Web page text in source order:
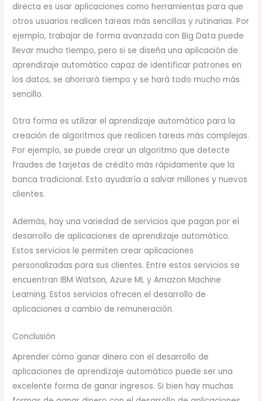
directa es usar aplicaciones como herramientas para que
otros usuarios realicen tareas más sencillas y rutinarias. Por
ejemplo, trabajar de forma avanzada con Big Data puede
llevar mucho tiempo, pero si se diseña una aplicación de
aprendizaje automático capaz de identificar patrones en
los datos, se ahorrará tiempo y se hará todo mucho más
sencillo.
Otra forma es utilizar el aprendizaje automático para la
creación de algoritmos que realicen tareas más complejas.
Por ejemplo, se puede crear un algoritmo que detecte
fraudes de tarjetas de crédito más rápidamente que la
banca tradicional. Esto ayudaría a salvar millones y nuevos
clientes.
Además, hay una variedad de servicios que pagan por el
desarrollo de aplicaciones de aprendizaje automático.
Estos servicios le permiten crear aplicaciones
personalizadas para sus clientes. Entre estos servicios se
encuentran IBM Watson, Azure ML y Amazon Machine
Learning. Estos servicios ofrecen el desarrollo de
aplicaciones a cambio de remuneración.
Conclusión
Aprender cómo ganar dinero con el desarrollo de
aplicaciones de aprendizaje automático puede ser una
excelente forma de ganar ingresos. Si bien hay muchas